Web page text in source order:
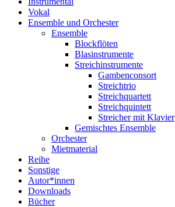
Vokal
Ensemble und Orchester
Ensemble
Blockflöten
Blasinstrumente
Streichinstrumente
Gambenconsort
Streichtrio
Streichquartett
Streichquintett
Streicher mit Klavier
Gemischtes Ensemble
Orchester
Mietmaterial
Reihe
Sonstige
Autor*innen
Downloads
Bücher